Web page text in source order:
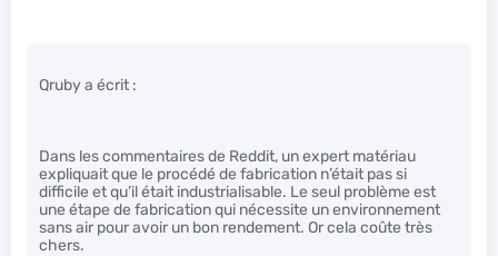
Qruby a écrit :
Dans les commentaires de Reddit, un expert matériau
expliquait que le procédé de fabrication n’était pas si
difficile et qu’il était industrialisable. Le seul problème est
une étape de fabrication qui nécessite un environnement
sans air pour avoir un bon rendement. Or cela coûte très
chers.